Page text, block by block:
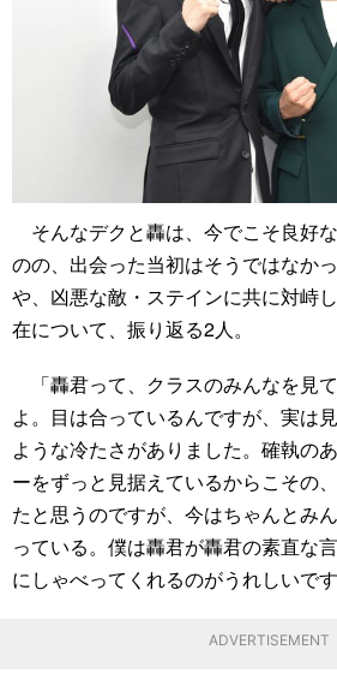
そんなデクと轟は、今でこそ良好
のの、出会った当初はそうではなか
や、凶悪な敵・ステインに共に対峙
在について、振り返る2人。
「轟君って、クラスのみんなを見
よ。目は合っているんですが、実は
ような冷たさがありました。確執の
ーをずっと見据えているからこその
たと思うのですが、今はちゃんとみ
っている。僕は轟君が轟君の素直な
にしゃべってくれるのがうれしいです
ADVERTISEMENT